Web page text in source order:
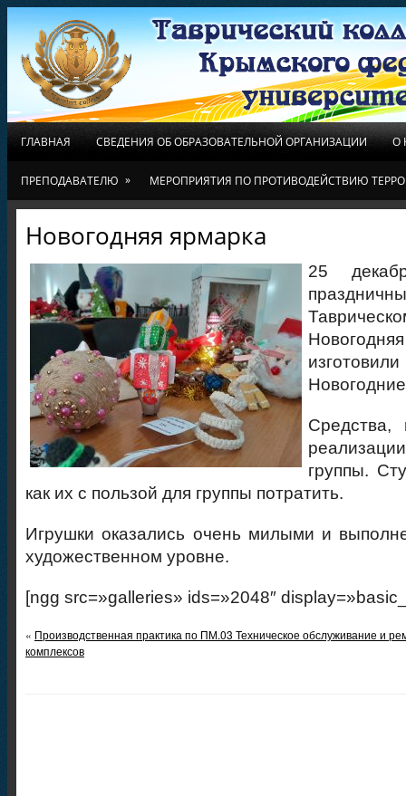
ГЛАВНАЯ СВЕДЕНИЯ ОБ ОБРАЗОВАТЕЛЬНОЙ ОРГАНИЗАЦИИ О
ПРЕПОДАВАТЕЛЮ » МЕРОПРИЯТИЯ ПО ПРОТИВОДЕЙСТВИЮ
Новогодняя ярмарка
25
группы.
как их с пользой для группы потратить.
Игрушки оказались очень милыми и
художественном уровне.
[ngg src=»galleries» ids=»2048″
« Производственная практика по ПМ.03 Техническое обслуживание и
комплексов